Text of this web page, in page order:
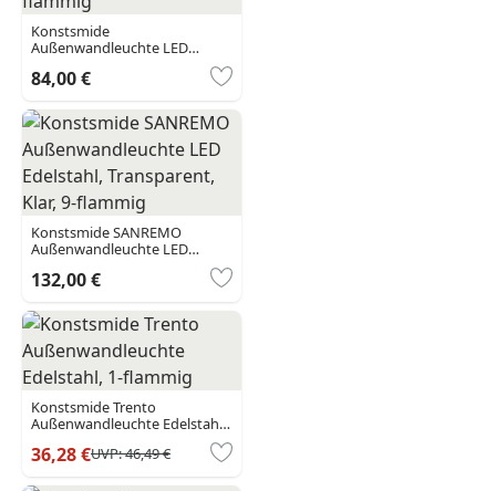
Konstsmide
Außenwandleuchte LED
Edelstahl, Grau, Transparent,
Klar, 6-flammig
84,00 €
Konstsmide SANREMO
Außenwandleuchte LED
Edelstahl, Transparent, Klar, 9-
flammig
132,00 €
Konstsmide Trento
Außenwandleuchte Edelstahl,
36,28 €UVP:46,49 €